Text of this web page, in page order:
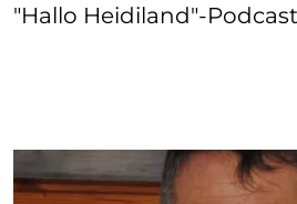
"Hallo Heidiland"-